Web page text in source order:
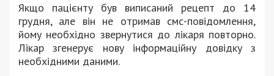
Якщо пацієнту був виписаний рецепт до 14
грудня, але він не отримав смс-повідомлення,
йому необхідно звернутися до лікаря повторно.
Лікар згенерує нову інформаційну довідку з
необхідними даними.